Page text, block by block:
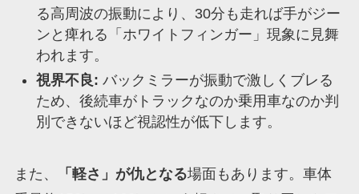
る高周波の振動により、30分も走れば手がジー
ンと痺れる「ホワイトフィンガー」現象に見舞
われます。
視界不良: バックミラーが振動で激しくブレる
ため、後続車がトラックなのか乗用車なのか判
別できないほど視認性が低下します。
また、 「軽さ」が仇となる場面もあります。車体